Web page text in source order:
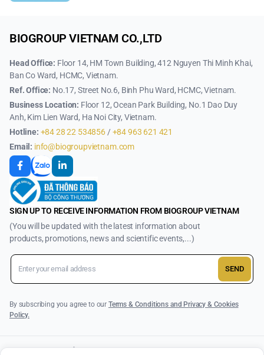
BIOGROUP VIETNAM CO.,LTD
Head Office: Floor 14, HM Town Building, 412 Nguyen Thi Minh Khai,
Ban Co Ward, HCMC, Vietnam.
Ref. Office: No.17, Street No.6, Binh Phu Ward, HCMC, Vietnam.
Business Location: Floor 12, Ocean Park Building, No.1 Dao Duy
Anh, Kim Lien Ward, Ha Noi City, Vietnam.
Hotline: +84 28 22 534856 /+84 963 621 421
Email: info@biogroupvietnam.com
SIGN UP TO RECEIVE INFORMATION FROM BIOGROUP VIETNAM
(You will be updated with the latest information about
products, promotions, news and scientific events,...)
SEND
By subscribing you agree to our Terms & Conditions and Privacy & Cookies
Policy.